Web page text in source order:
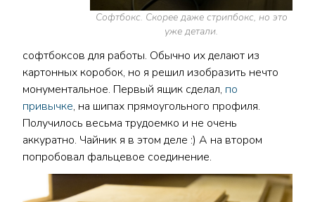
Софтбокс. Скорее даже стрипбокс, но это
уже детали.
софтбоксов для работы. Обычно их делают из
картонных коробок, но я решил изобразить нечто
монументальное. Первый ящик сделал, по
привычке, на шипах прямоугольного профиля.
Получилось весьма трудоемко и не очень
аккуратно. Чайник я в этом деле :) А на втором
попробовал фальцевое соединение.